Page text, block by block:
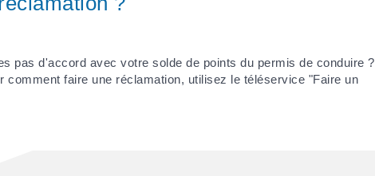
pas d'accord avec votre solde de points du permis de conduire ?
faire une réclamation, utilisez le téléservice "Faire un